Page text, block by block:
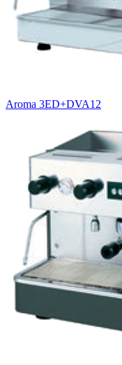
Aroma 3ED+DVA12